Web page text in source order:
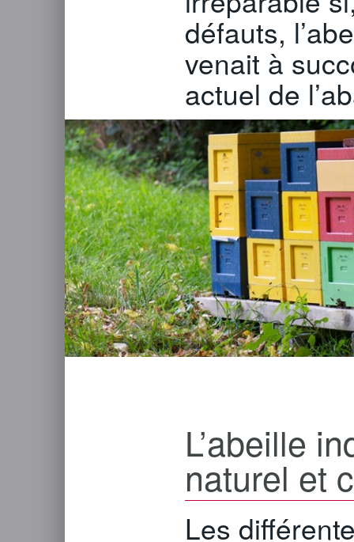
défauts,
venait à
actuel de
L’abeille
naturel et
Les